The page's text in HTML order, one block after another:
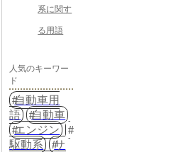
系に関す
る用語
人気のキーワー
ド
自動車用
語
自動車
エンジン
駆動系
サ